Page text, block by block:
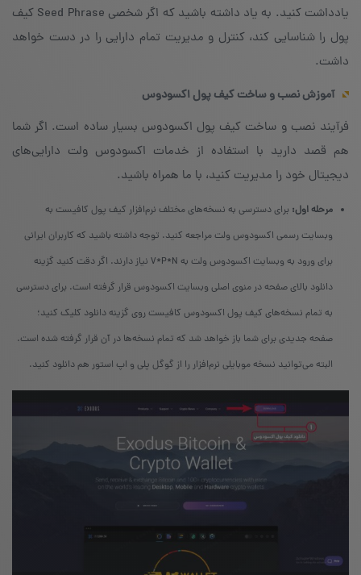
یادداشت کنید. به یاد داشته باشید که اگر شخصی Seed Phrase کیف
پول را شناسایی کند، کنترل و مدیریت تمام دارایی را در دست خواهد
داشت.
آموزش نصب و ساخت کیف پول اکسودوس
فرآیند نصب و ساخت کیف پول اکسودوس بسیار ساده است. اگر شما
هم قصد دارید با استفاده از خدمات اکسودوس ولت دارایی‌های
دیجیتال خود را مدیریت کنید، با ما همراه باشید.
مرحله اول: برای دسترسی به نسخه‌های مختلف نرم‌افزار کیف پول کافیست به
وبسایت رسمی اکسودوس ولت مراجعه کنید. توجه داشته باشید که کاربران ایرانی
برای ورود به وبسایت اکسودوس ولت به V*P*N نیاز دارند. اگر دقت کنید گزینه
دانلود بالای صفحه در منوی اصلی وبسایت اکسودوس قرار گرفته است. برای دسترسی
به تمام نسخه‌های کیف پول اکسودوس کافیست روی گزینه‌ دانلود کلیک کنید؛
صفحه جدیدی برای شما باز خواهد شد که تمام نسخه‌ها در آن قرار گرفته شده است.
البته می‌توانید نسخه موبایلی نرم‌افزار را از گوگل پلی و اپ استور هم دانلود کنید.